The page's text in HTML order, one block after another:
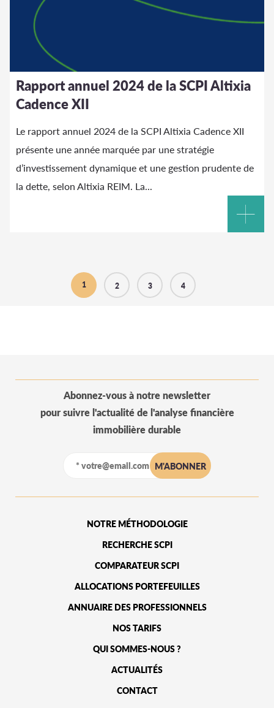
Rapport annuel 2024 de la SCPI Altixia
Cadence XII
Le rapport annuel 2024 de la SCPI Altixia Cadence XII
présente une année marquée par une stratégie
d’investissement dynamique et une gestion prudente de
la dette, selon Altixia REIM. La...
1 2 3 4
Abonnez-vous à notre newsletter
pour suivre l'actualité de l'analyse financière
immobilière durable
NOTRE MÉTHODOLOGIE
RECHERCHE SCPI
COMPARATEUR SCPI
ALLOCATIONS PORTEFEUILLES
ANNUAIRE DES PROFESSIONNELS
NOS TARIFS
QUI SOMMES-NOUS ?
ACTUALITÉS
CONTACT